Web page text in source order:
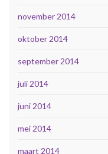
november 2014
oktober 2014
september 2014
juli 2014
juni 2014
mei 2014
maart 2014